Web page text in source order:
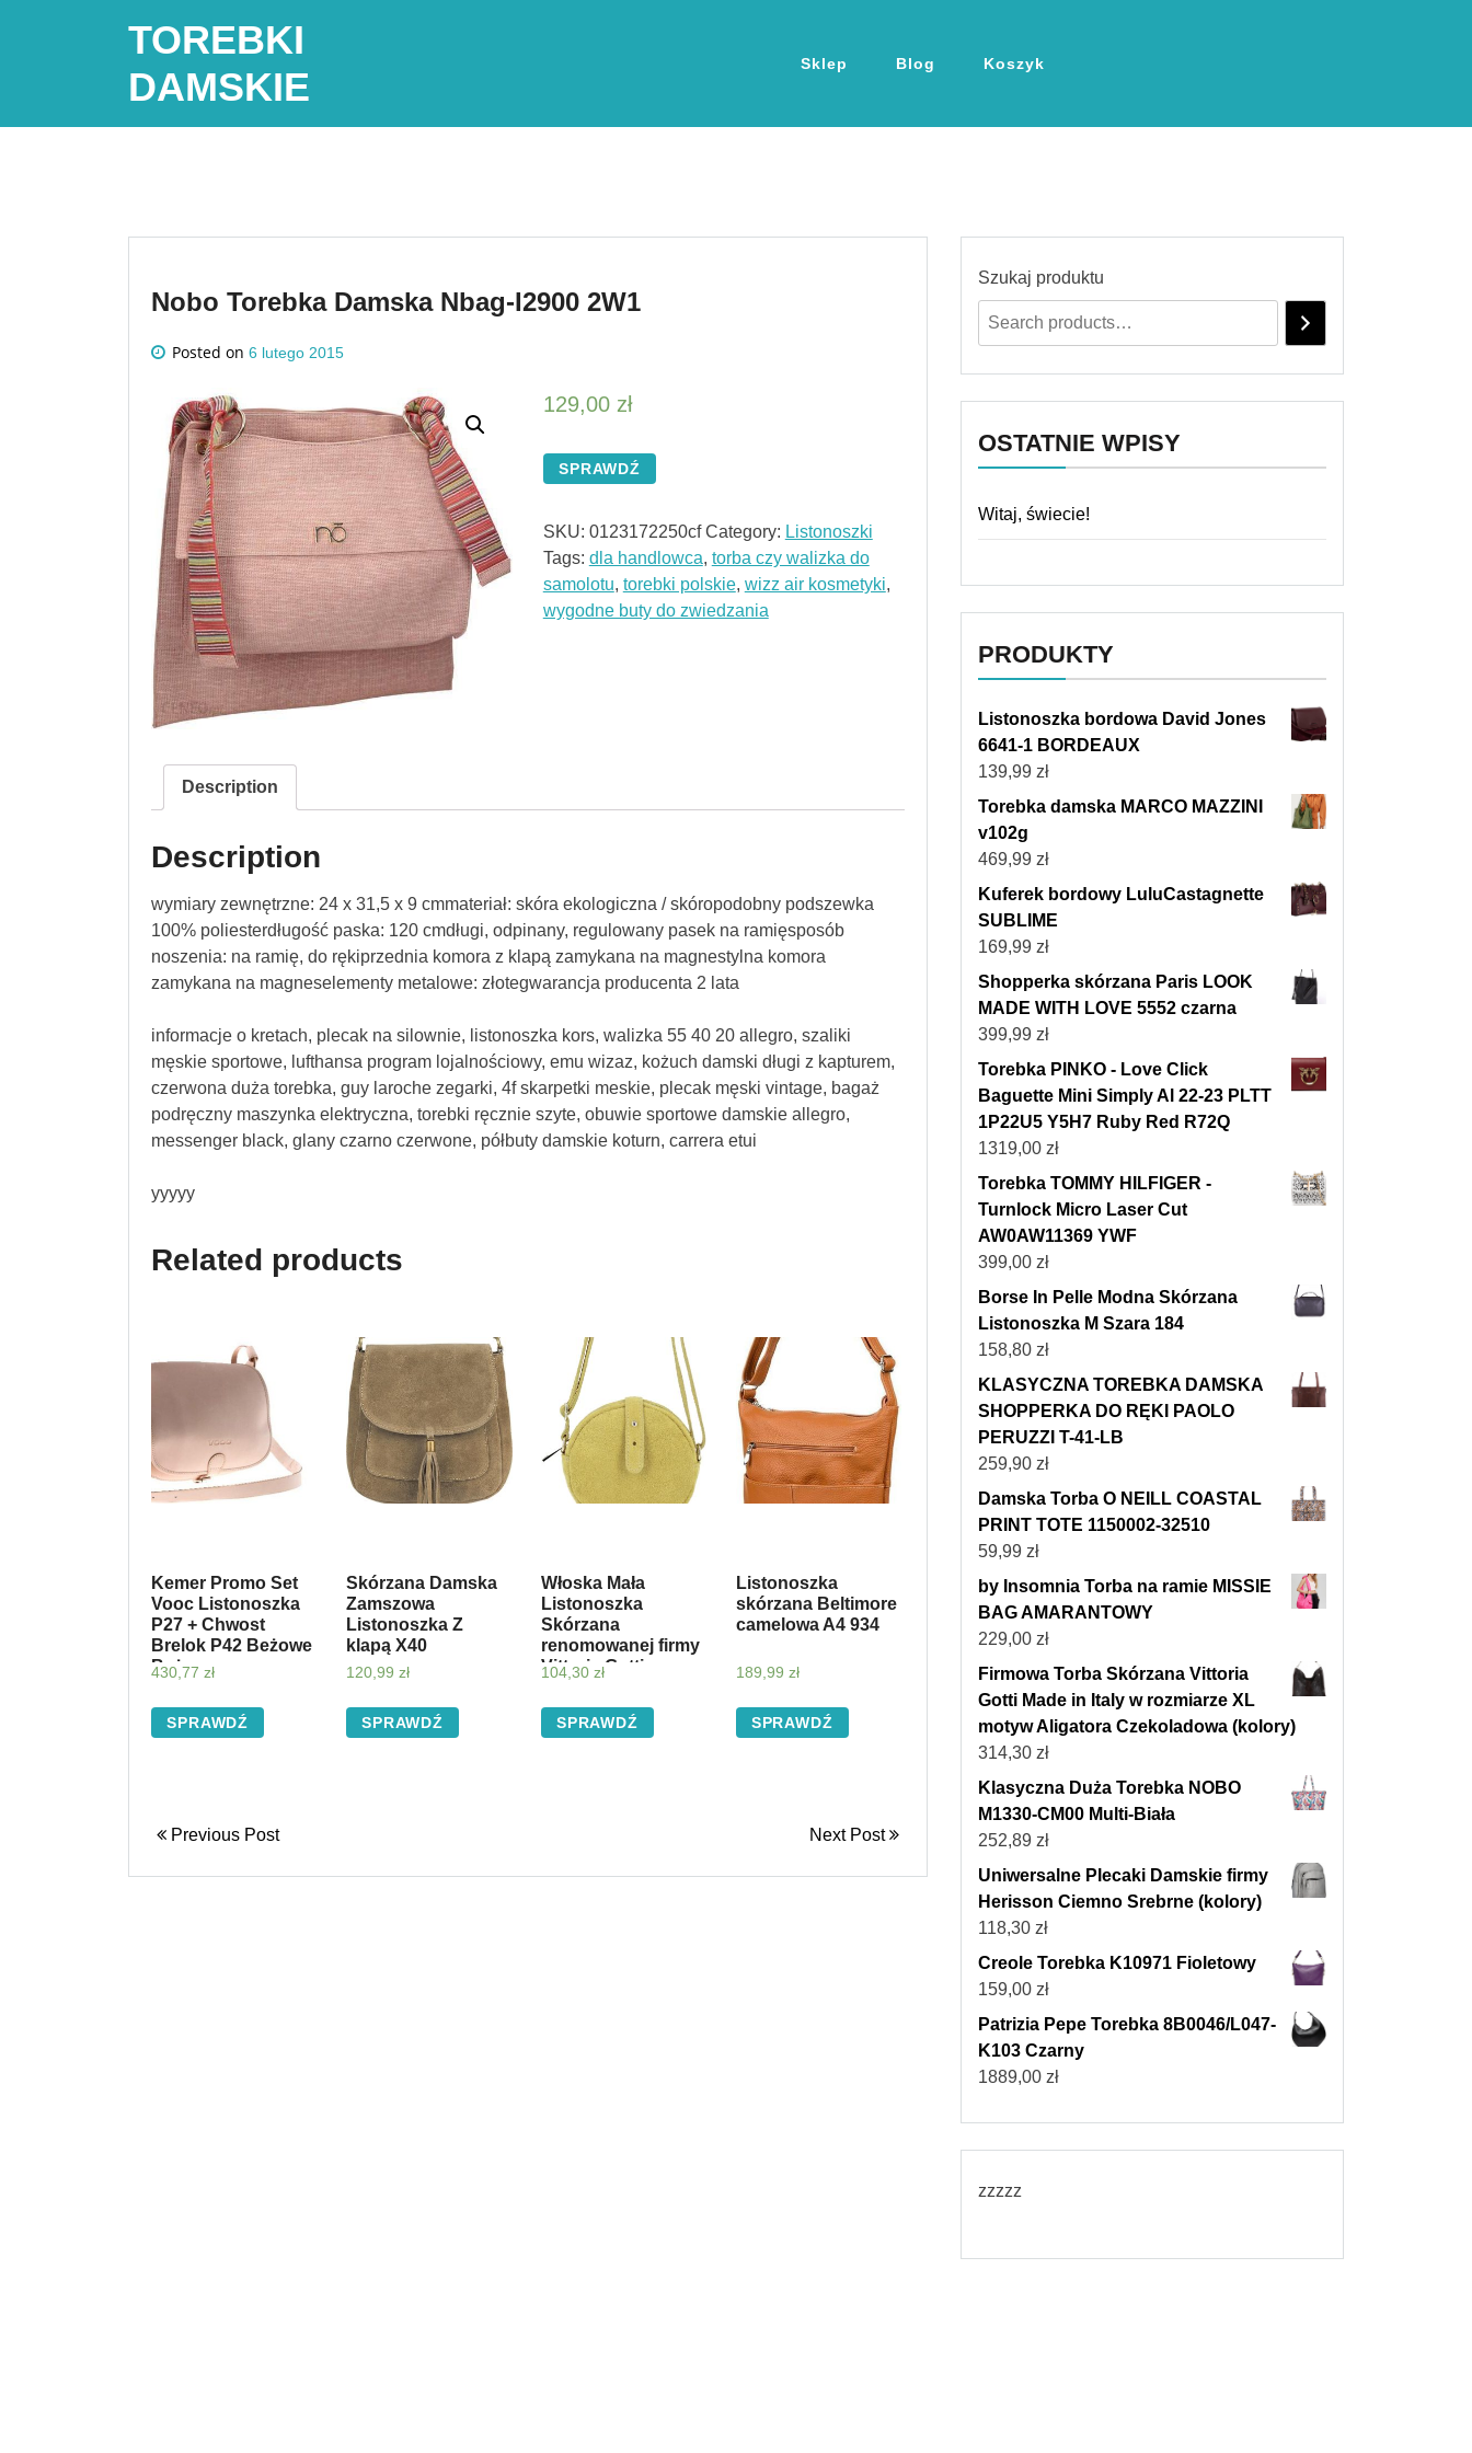
TOREBKI
DAMSKIE
Sklep Blog Koszyk
Nobo Torebka Damska Nbag-I2900 2W1
Posted on 6 lutego 2015
129,00 zł
SPRAWDŹ
SKU: 0123172250cf Category: Listonoszki
Tags: dla handlowca, torba czy walizka do
samolotu, torebki polskie, wizz air kosmetyki,
wygodne buty do zwiedzania
Description
Description
wymiary zewnętrzne: 24 x 31,5 x 9 cmmateriał: skóra ekologiczna / skóropodobny podszewka
100% poliesterdługość paska: 120 cmdługi, odpinany, regulowany pasek na ramięsposób
noszenia: na ramię, do rękiprzednia komora z klapą zamykana na magnestylna komora
zamykana na magneselementy metalowe: złotegwarancja producenta 2 lata
informacje o kretach, plecak na silownie, listonoszka kors, walizka 55 40 20 allegro, szaliki
męskie sportowe, lufthansa program lojalnościowy, emu wizaz, kożuch damski długi z kapturem,
czerwona duża torebka, guy laroche zegarki, 4f skarpetki meskie, plecak męski vintage, bagaż
podręczny maszynka elektryczna, torebki ręcznie szyte, obuwie sportowe damskie allegro,
messenger black, glany czarno czerwone, półbuty damskie koturn, carrera etui
yyyyy
Related products
Kemer Promo Set
Vooc Listonoszka
P27 + Chwost
Brelok P42 Beżowe
Beżowy
430,77 zł
SPRAWDŹ
Skórzana Damska
Zamszowa
Listonoszka Z
klapą X40
120,99 zł
SPRAWDŹ
Włoska Mała
Listonoszka
Skórzana
renomowanej firmy
Vittoria Gotti
104,30 zł
SPRAWDŹ
Listonoszka
skórzana Beltimore
camelowa A4 934
189,99 zł
SPRAWDŹ
Previous Post Next Post
Szukaj produktu
OSTATNIE WPISY
Witaj, świecie!
PRODUKTY
Listonoszka bordowa David Jones
6641-1 BORDEAUX
139,99 zł
Torebka damska MARCO MAZZINI
v102g
469,99 zł
Kuferek bordowy LuluCastagnette
SUBLIME
169,99 zł
Shopperka skórzana Paris LOOK
MADE WITH LOVE 5552 czarna
399,99 zł
Torebka PINKO - Love Click
Baguette Mini Simply Al 22-23 PLTT
1P22U5 Y5H7 Ruby Red R72Q
1319,00 zł
Torebka TOMMY HILFIGER -
Turnlock Micro Laser Cut
AW0AW11369 YWF
399,00 zł
Borse In Pelle Modna Skórzana
Listonoszka M Szara 184
158,80 zł
KLASYCZNA TOREBKA DAMSKA
SHOPPERKA DO RĘKI PAOLO
PERUZZI T-41-LB
259,90 zł
Damska Torba O NEILL COASTAL
PRINT TOTE 1150002-32510
59,99 zł
by Insomnia Torba na ramie MISSIE
BAG AMARANTOWY
229,00 zł
Firmowa Torba Skórzana Vittoria
Gotti Made in Italy w rozmiarze XL
motyw Aligatora Czekoladowa (kolory)
314,30 zł
Klasyczna Duża Torebka NOBO
M1330-CM00 Multi-Biała
252,89 zł
Uniwersalne Plecaki Damskie firmy
Herisson Ciemno Srebrne (kolory)
118,30 zł
Creole Torebka K10971 Fioletowy
159,00 zł
Patrizia Pepe Torebka 8B0046/L047-
K103 Czarny
1889,00 zł
zzzzz